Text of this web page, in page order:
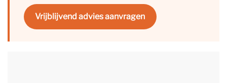
Vrijblijvend advies aanvragen